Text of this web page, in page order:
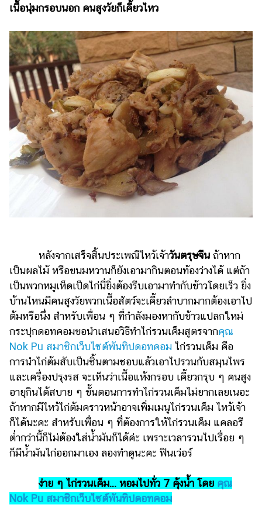
รูปภาพ
ดู
หนัง
Music
Station
ละคร
บันเทิง
เกาหลี
ไลฟ์
ผู้ชาย
สุขภาพ
เที่ยว
สูตร
อาหาร
ง่ายๆ
ช้อป
ปิ้ง
รถยนต์
และ
การ
เนื้อนุ่มกรอบนอก คนสูงวัยก็เคี้ยวไหว
หลังจากเสร็จสิ้นประเพณีไหว้เจ้าวันตรุษจีน ถ้าหาก
เป็นผลไม้ หรือขนมหวานก็ยังเอามากินตอนท้องว่างได้ แต่ถ้า
เป็นพวกหมูเห็ดเป็ดไก่นี่ยิ่งต้องรีบเอามาทำกับข้าวโดยเร็ว ยิ่ง
บ้านไหนมีคนสูงวัยพวกเนื้อสัตว์จะเคี้ยวลำบากมากต้องเอาไป
ต้มหรือนึ่ง สำหรับเพื่อน ๆ ที่กำลังมองหากับข้าวแปลกใหม่
กระปุกดอทคอมขอนำเสนอวิธีทำไก่รวนเค็มสูตรจากคุณ
Nok Pu สมาชิกเว็บไซต์พันทิปดอทคอม ไก่รวนเค็ม คือ
การนำไก่ต้มสับเป็นชิ้นตามชอบแล้วเอาไปรวนกับสมุนไพร
และเครื่องปรุงรส จะเห็นว่าเนื้อแห้งกรอบ เคี้ยวกรุบ ๆ คนสูง
อายุกินได้สบาย ๆ ขั้นตอนการทำไก่รวนเค็มไม่ยากเลยเนอะ
ถ้าหากมีไหว้ไก่ต้มคราวหน้าอาจเพิ่มเมนูไก่รวนเค็ม ไหว้เจ้า
ก็ได้นะคะ สำหรับเพื่อน ๆ ที่ต้องการให้ไก่รวนเค็ม แคลอรี
ต่ำกว่านี้ก็ไม่ต้องใส่น้ำมันก็ได้ค่ะ เพราะเวลารวนไปเรื่อย ๆ
ก็มีน้ำมันไก่ออกมาเอง ลองทำดูนะคะ ฟินเว่อร์
ง่าย ๆ ไก่รวนเค็ม... หอมไปทั่ว 7 คุ้งน้ำ โดย คุณ
Nok Pu สมาชิกเว็บไซต์พันทิปดอทคอม